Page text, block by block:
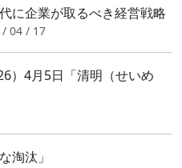
に企業が取るべき経営戦略
04 / 17
4月5日「清明（せいめ
淘汰」